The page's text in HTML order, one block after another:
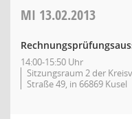
MI 13.02.2013
14:00-15:50 Uhr
Sitzungsraum 2 der
Straße 49, in 66869 Kusel